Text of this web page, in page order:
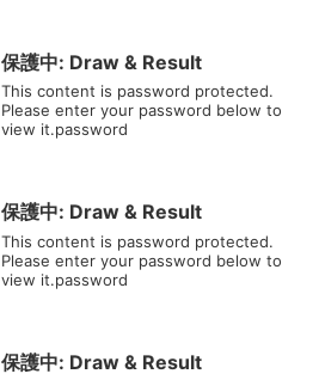
保護中: Draw & Result
This content is password protected.
Please enter your password below to
view it.password
保護中: Draw & Result
This content is password protected.
Please enter your password below to
view it.password
保護中: Draw & Result